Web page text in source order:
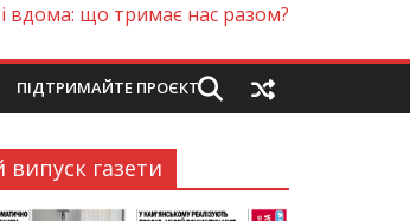
вдома: що тримає нас разом?
ПІДТРИМАЙТЕ ПРОЄКТ
випуск газети